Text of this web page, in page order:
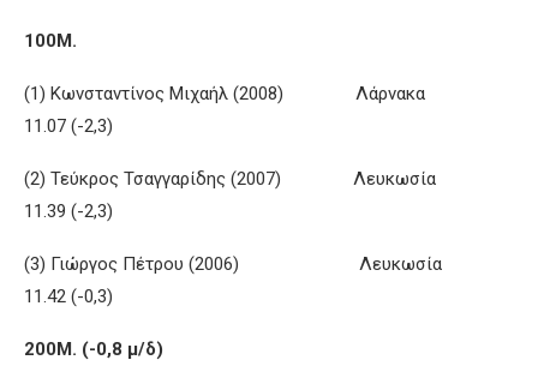
100Μ.
(1) Κωνσταντίνος Μιχαήλ (2008) Λάρνακα
11.07 (-2,3)
(2) Τεύκρος Τσαγγαρίδης (2007) Λευκωσία
11.39 (-2,3)
(3) Γιώργος Πέτρου (2006) Λευκωσία
11.42 (-0,3)
200Μ. (-0,8 μ/δ)